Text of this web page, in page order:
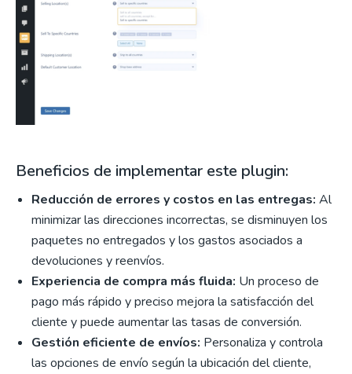
Beneficios de implementar este plugin:
Reducción de errores y costos en las entregas: Al
minimizar las direcciones incorrectas, se disminuyen los
paquetes no entregados y los gastos asociados a
devoluciones y reenvíos.
Experiencia de compra más fluida: Un proceso de
pago más rápido y preciso mejora la satisfacción del
cliente y puede aumentar las tasas de conversión.
Gestión eficiente de envíos: Personaliza y controla
las opciones de envío según la ubicación del cliente,